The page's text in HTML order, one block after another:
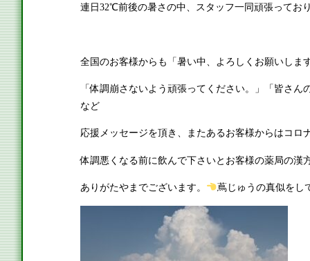
連日32℃前後の暑さの中、スタッフ一同頑張ってお
全国のお客様からも「暑い中、よろしくお願いしま
「体調崩さないよう頑張ってください。」「皆さ
など
応援メッセージを頂き、またあるお客様からはコロ
体調悪くなる前に飲んで下さいとお客様の薬局の漢
ありがたやまでございます。 蔦じゅうの真似をし